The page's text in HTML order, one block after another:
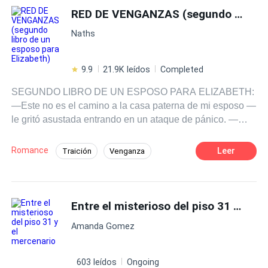
RED DE VENGANZAS (segundo libro de un esposo para Elizabeth)
Naths
9.9 21.9K leídos Completed
SEGUNDO LIBRO DE UN ESPOSO PARA ELIZABETH:
—Este no es el camino a la casa paterna de mi esposo —
le gritó asustada entrando en un ataque de pánico. —
contestó con burla. —qué te traes, eh, dime. Qué piensas
hacer con nosotras— hablo ella tan rápido que sus
americana insípida— le insultó poniendo cara de asco—
en realidad no sé qué te vio mi primo para casarse con
una mujer sin chiste como tú, eres de esas que solo sirve
para un revolcón— continuó con sus palabras hirientes.
— me alegra mucho que para ti no sea más que una
Romance Traición Venganza Leer
Entre el misterioso del piso 31 y el mercenario
Amanda Gomez
603 leídos Ongoing